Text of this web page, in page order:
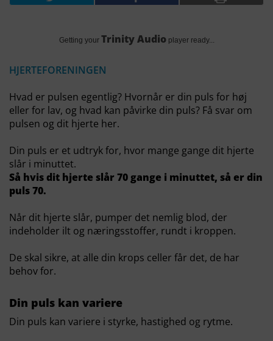
Getting your Trinity Audio player ready...
HJERTEFORENINGEN
Hvad er pulsen egentlig? Hvornår er din puls for høj
eller for lav, og hvad kan påvirke din puls? Få svar om
pulsen og dit hjerte her.
Din puls er et udtryk for, hvor mange gange dit hjerte
slår i minuttet.
Så hvis dit hjerte slår 70 gange i minuttet, så er din
puls 70.
Når dit hjerte slår, pumper det nemlig blod, der
indeholder ilt og næringsstoffer, rundt i kroppen.
De skal sikre, at alle din krops celler får det, de har
behov for.
Din puls kan variere
Din puls kan variere i styrke, hastighed og rytme.